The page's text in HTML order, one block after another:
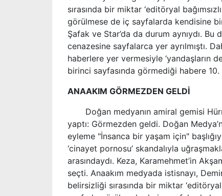
sırasında bir miktar ‘editöryal
görülmese de iç sayfalarda kendisine
Şafak ve Star’da da durum aynıydı.
cenazesine sayfalarca yer ayrılmıştı.
haberlere yer vermesiyle ‘yandaşların
birinci sayfasında görmediği habere
ANAAKIM GÖRMEZDEN GELDİ
Doğan medyanın amiral gemisi
yaptı: Görmezden geldi. Doğan
eyleme "İnsanca bir yaşam için"
‘cinayet pornosu’ skandalıyla
arasındaydı. Keza, Karamehmet’in
seçti. Anaakım medyada istisnayı,
belirsizliği sırasında bir miktar